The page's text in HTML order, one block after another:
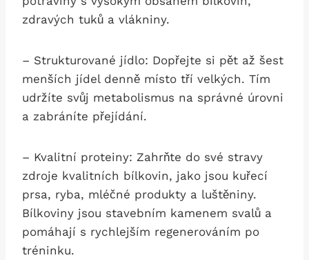
zdravých tuků a vlákniny.
– Strukturované jídlo: Dopřejte‌ si pět až šest
menších jídel denně místo tří velkých. Tím
udržíte svůj metabolismus na správné úrovni
‌a zabráníte přejídání.
– Kvalitní proteiny: Zahrňte do své stravy⁢
zdroje‌ kvalitních bílkovin, jako jsou kuřecí ​
prsa, ryba, mléčné produkty a‍ luštěniny.‍
Bílkoviny jsou stavebním kamenem svalů a
pomáhají s⁢ rychlejším regenerováním po
tréninku.